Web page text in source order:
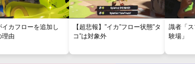
イカフローを追加し
理由
【超悲報】”イカ”フロー状態”タ
コ”は対象外
識者「
験場」